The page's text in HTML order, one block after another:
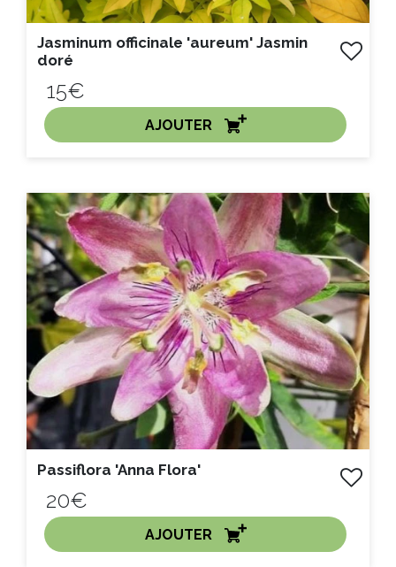
Jasminum officinale 'aureum' Jasmin
doré
15€
AJOUTER
Litre :
Passiflora 'Anna Flora'
20€
AJOUTER